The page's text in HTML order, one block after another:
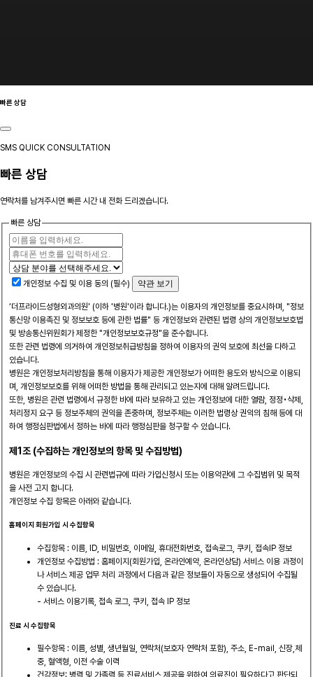
빠른 상담
SMS QUICK CONSULTATION
빠른 상담
연락처를 남겨주시면 빠른 시간 내 전화 드리겠습니다.
빠른 상담
개인정보 수집 및 이용 동의 (필수) 약관 보기
‘더프라이드성형외과의원' (이하 '병원'이라 합니다.)는 이용자의 개인정보를 중요시하며, "정보
통신망 이용촉진 및 정보보호 등에 관한 법률" 등 개인정보와 관련된 법령 상의 개인정보보호법
및 방송통신위원회가 제정한 "개인정보보호규정"을 준수합니다.
또한 관련 법령에 의거하여 개인정보취급방침을 정하여 이용자의 권익 보호에 최선을 다하고
있습니다.
병원은 개인정보처리방침을 통해 이용자가 제공한 개인정보가 어떠한 용도와 방식으로 이용되
며, 개인정보보호를 위해 어떠한 방법을 통해 관리되고 있는지에 대해 알려드립니다.
또한, 병원은 관련 법령에서 규정한 바에 따라 보유하고 있는 개인정보에 대한 열람, 정정•삭제,
처리정지 요구 등 정보주체의 권익을 존중하며, 정보주체는 이러한 법령상 권익의 침해 등에 대
하여 행정심판법에서 정하는 바에 따라 행정심판을 청구할 수 있습니다.
제1조 (수집하는 개인정보의 항목 및 수집방법)
병원은 개인정보의 수집 시 관련법규에 따라 가입신청시 또는 이용약관에 그 수집범위 및 목적
을 사전 고지 합니다.
개인정보 수집 항목은 아래와 같습니다.
홈페이지 회원가입 시 수집항목
수집항목 : 이름, ID, 비밀번호, 이메일, 휴대전화번호, 접속로그, 쿠키, 접속IP 정보
개인정보 수집방법 : 홈페이지(회원가입, 온라인예약, 온라인상담) 서비스 이용 과정이
나 서비스 제공 업무 처리 과정에서 다음과 같은 정보들이 자동으로 생성되어 수집될
수 있습니다.
- 서비스 이용기록, 접속 로그, 쿠키, 접속 IP 정보
진료 시 수집항목
필수항목 : 이름, 성별, 생년월일, 연락처(보호자 연락처 포함), 주소, E-mail, 신장,체
중, 혈액형, 이전 수술 이력
건강정보: 병력 및 가족력 등 진료서비스 제공을 위하여 의료진이 필요하다고 판단되